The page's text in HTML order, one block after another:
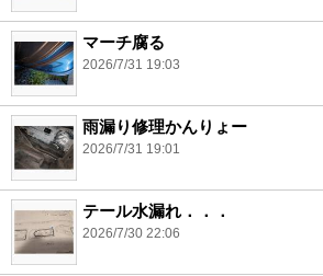
マーチ腐る
2026/7/31 19:03
雨漏り修理かんりょー
2026/7/31 19:01
テール水漏れ．．．
2026/7/30 22:06